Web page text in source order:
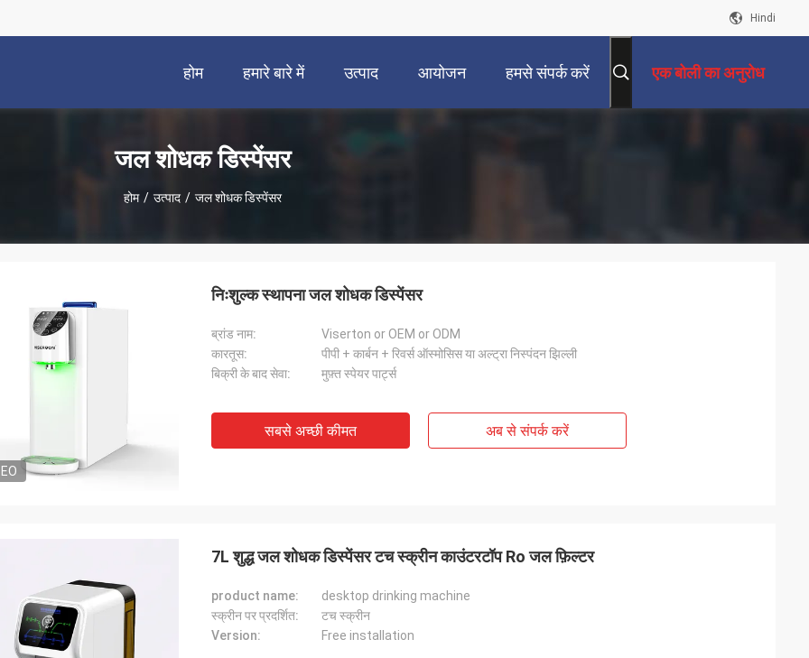
Hindi
होम हमारे बारे में उत्पाद आयोजन हमसे संपर्क करें एक बोली का अनुरोध
जल शोधक डिस्पेंसर
होम / उत्पाद / जल शोधक डिस्पेंसर
निःशुल्क स्थापना जल शोधक डिस्पेंसर
ब्रांड नाम:
Viserton or OEM or ODM
कारतूस:
पीपी + कार्बन + रिवर्स ऑस्मोसिस या अल्ट्रा निस्पंदन झिल्ली
बिक्री के बाद सेवा:
मुफ़्त स्पेयर पार्ट्स
सबसे अच्छी कीमत अब से संपर्क करें
7L शुद्ध जल शोधक डिस्पेंसर टच स्क्रीन काउंटरटॉप Ro जल फ़िल्टर
product name:
desktop drinking machine
स्क्रीन पर प्रदर्शित:
टच स्क्रीन
Version:
Free installation